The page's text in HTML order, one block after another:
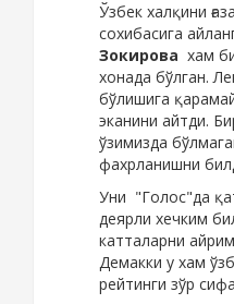
Ўзбек халқини
сохибасига
Зокирова хам
хонада бўлган.
бўлишига
эканини айтди.
ўзимизда
фахрланишни
Уни "Голос"да
деярли хечким
катталарни
Демакки у хам
рейтинги зўр